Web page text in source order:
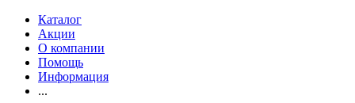
Каталог
Акции
О компании
Помощь
Информация
...